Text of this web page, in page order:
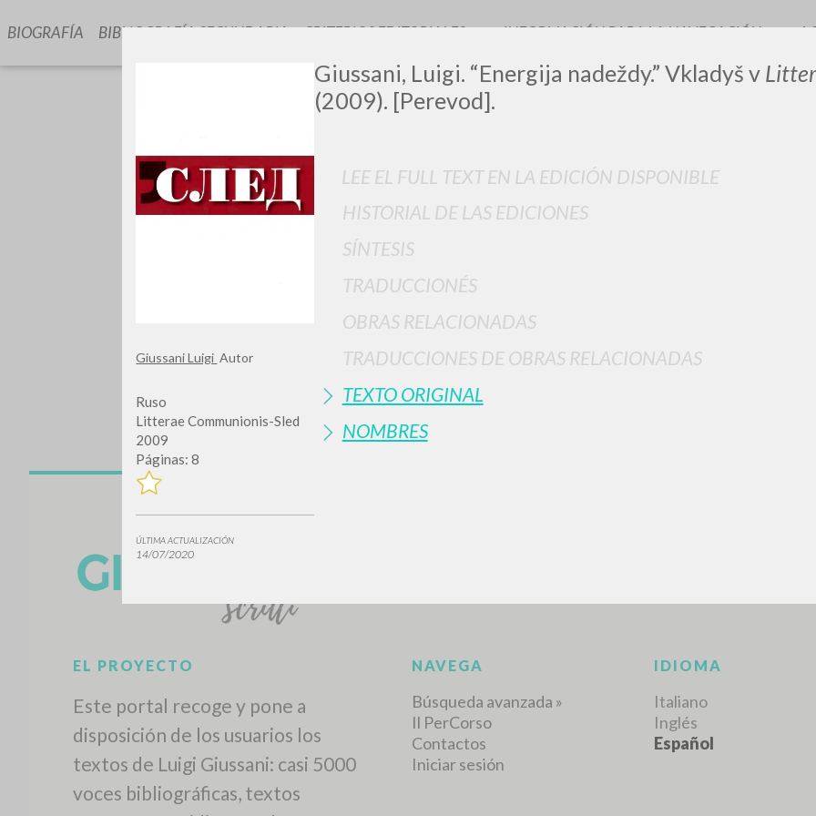
Giussani Luigi Autor
Ruso
Litterae Communionis-Sled
2009
Páginas: 8
ÚLTIMA ACTUALIZACIÓN
14/07/2020
Giussani, Luigi. “Energija nadeždy.” Vkladyš v
(2009). [Perevod].
LEE EL FULL TEXT EN LA EDICIÓN DISPONIBLE
HISTORIAL DE LAS EDICIONES
SÍNTESIS
TRADUCCIONÉS
OBRAS RELACIONADAS
TRADUCCIONES DE OBRAS RELACIONADAS
TEXTO ORIGINAL
NOMBRES
LUIGI
GIUSSANI
scritti
BIOGRAFÍA BIBLIOGRAFÍA SECUNDARIA CRITERIOS EDITORIALES INFORMACIÓN PARA LA NAVEGACIÓN
TIPOLOGÍA IDIOMA AÑO